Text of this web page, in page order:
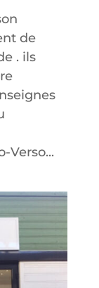
de
. ils
Verso...